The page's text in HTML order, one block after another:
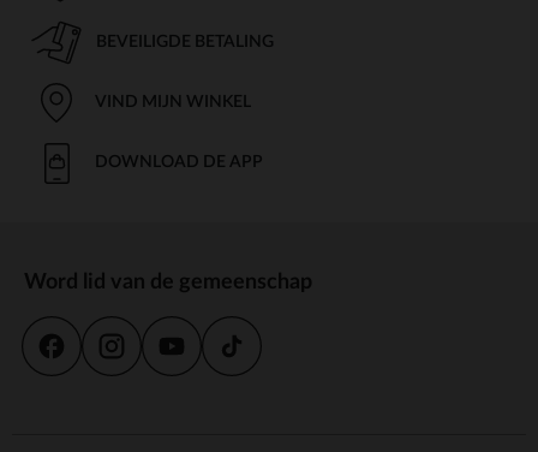
BEVEILIGDE BETALING
VIND MIJN WINKEL
DOWNLOAD DE APP
Word lid van de gemeenschap